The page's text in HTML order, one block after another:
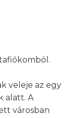
veleje az egy
alatt. A
városban